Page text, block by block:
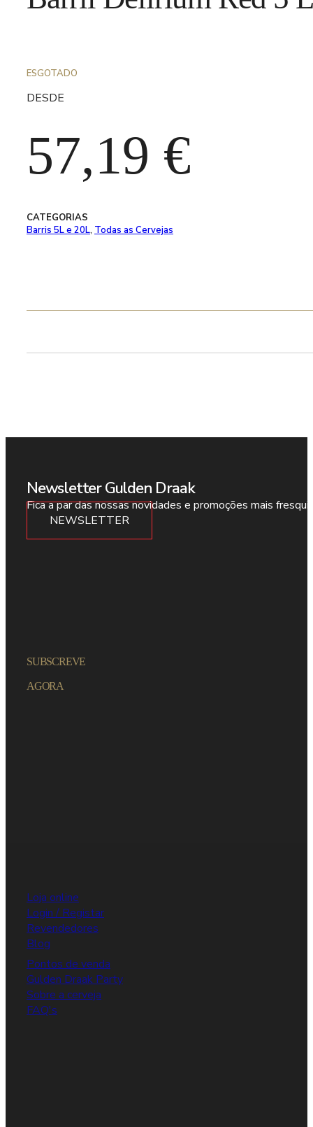
ESGOTADO
DESDE
57,19 €
CATEGORIAS
Barris 5L e 20L, Todas as Cervejas
Newsletter Gulden Draak
Fica a par das nossas novidades e promoções mais
NEWSLETTER
SUBSCREVE
AGORA
Loja online
Login / Registar
Revendedores
Blog
Pontos de venda
Gulden Draak Party
Sobre a cerveja
FAQ's